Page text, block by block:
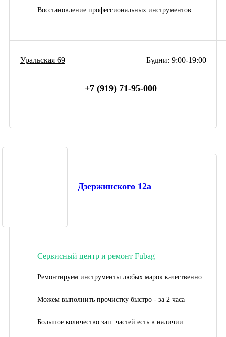
Восстановление профессиональных инструментов
Будни: 9:00-19:00
Уральская 69
+7 (919) 71-95-000
Дзержинского 12а
Сервисный центр и ремонт Fubag
Ремонтируем инструменты любых марок качественно
Можем выполнить прочистку быстро - за 2 часа
Большое количество зап. частей есть в наличии